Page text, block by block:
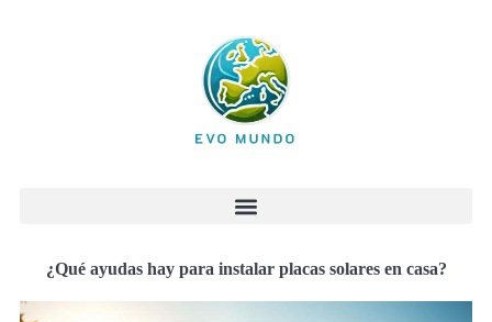
¿Qué ayudas hay para instalar placas solares en casa?